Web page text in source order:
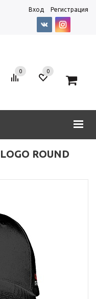
Вход Регистрация
0 0
ROUND